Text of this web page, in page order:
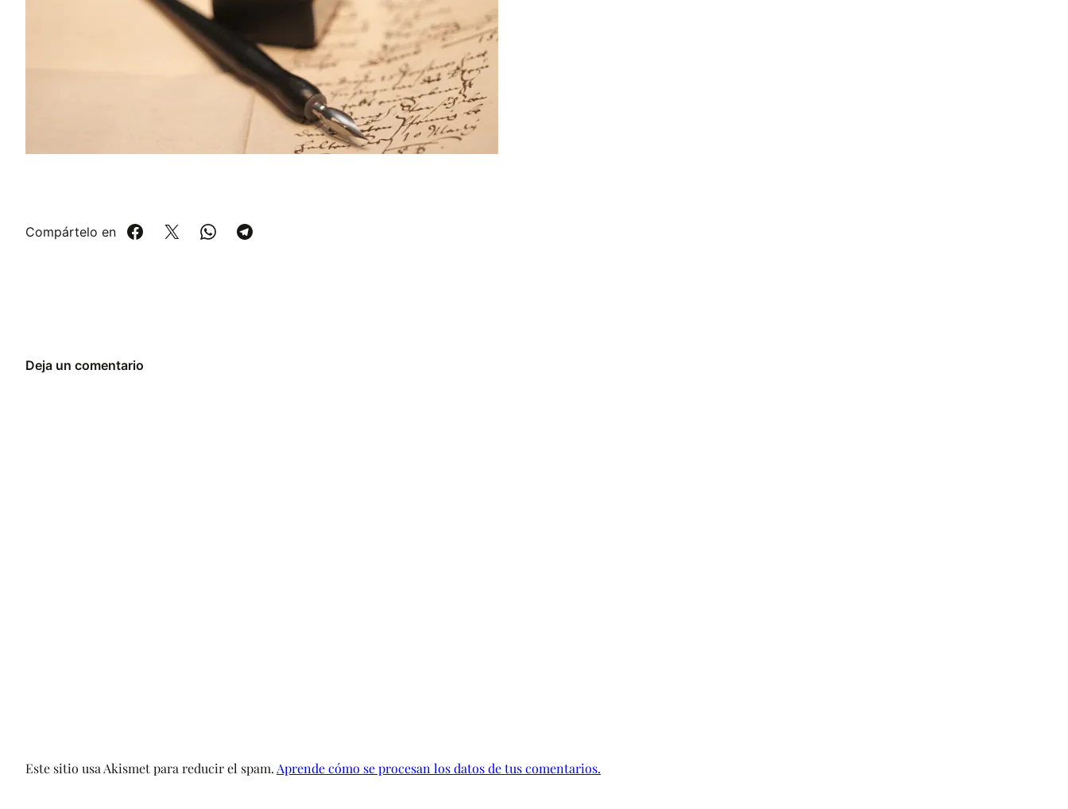
Compártelo en
Deja un comentario
Este sitio usa Akismet para reducir el spam.Aprende cómo se procesan los datos de tus comentarios.